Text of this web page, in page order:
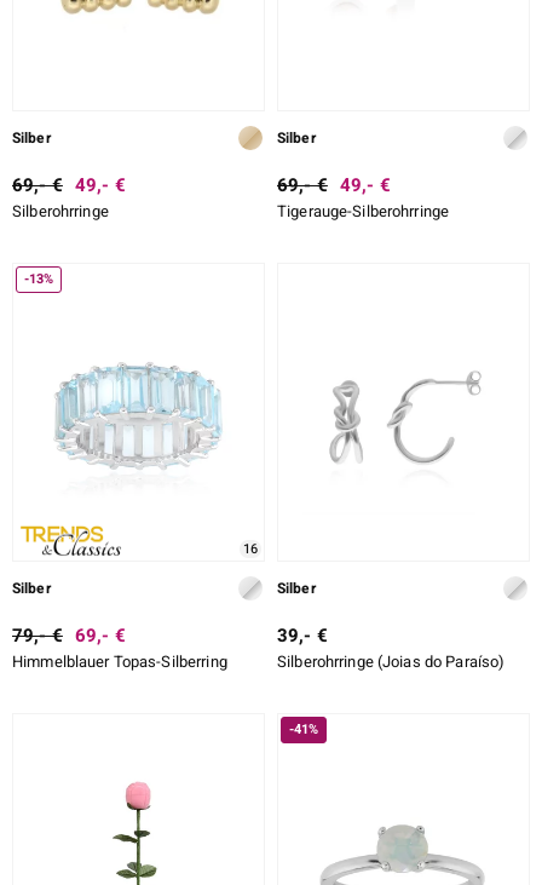
Silber
69,- € 49,- €
Silberohrringe
Silber
69,- € 49,- €
Tigerauge-Silberohrringe
-13%
16
Silber
79,- € 69,- €
Himmelblauer Topas-Silberring
Silber
39,- €
Silberohrringe (Joias do Paraíso)
-41%